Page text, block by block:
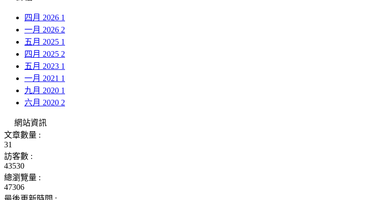
四月 2026 1
一月 2026 2
五月 2025 1
四月 2025 2
五月 2023 1
一月 2021 1
九月 2020 1
六月 2020 2
網站資訊
文章數量 :
31
訪客數 :
43530
總瀏覽量 :
47306